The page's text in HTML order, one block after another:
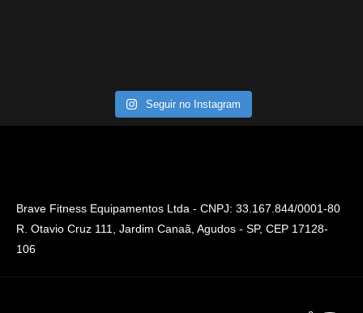
Seguir no Instagram
Brave Fitness Equipamentos Ltda - CNPJ: 33.167.844/0001-80
R. Otavio Cruz 111, Jardim Canaã, Agudos - SP, CEP 17128-
106